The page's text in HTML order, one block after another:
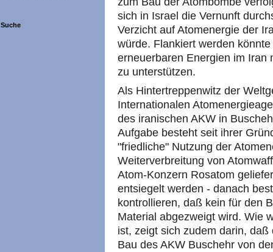
Suche
sich in Israel die Vernunft
Verzicht auf Atomenergie der
würde. Flankiert werden
erneuerbaren Energien im Iran
zu unterstützen.
Als Hintertreppenwitz der
Internationalen
des iranischen AKW in
Aufgabe besteht seit ihrer
"friedliche" Nutzung der
Weiterverbreitung von
Atom-Konzern Rosatom
entsiegelt werden - danach
kontrollieren, daß kein für den
Material abgezweigt wird. Wie
ist, zeigt sich zudem darin,
Bau des AKW Buschehr von